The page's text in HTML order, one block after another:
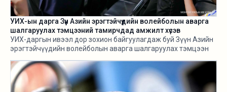
УИХ-ын дарга Зүүн Азийн эрэгтэйчүүдийн волейболын аварга
шалгаруулах тэмцээний тамирчдад амжилт хүсэв
УИХ-даргын ивээл дор зохион байгуулагдаж буй Зүүн Азийн
эрэгтэйчүүдийн волейболын аварга шалгаруулах тэмцээн